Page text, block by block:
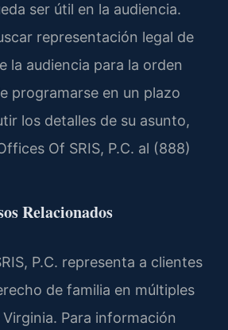
ser útil en la audiencia.
representación legal de
la audiencia para la orden
programarse en un plazo
los detalles de su asunto,
Of SRIS, P.C. al (888)
Relacionados
P.C. representa a clientes
de familia en múltiples
Para información